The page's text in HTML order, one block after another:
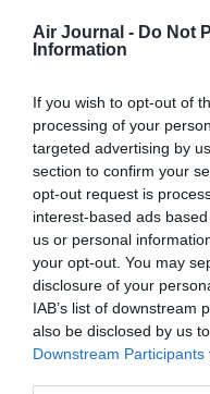
Air Journal - Do Not
Information
If you wish to opt-out of
processing of your
targeted advertising by
section to confirm your
opt-out request is
interest-based ads
us or personal
your opt-out. You may
disclosure of your
IAB’s list of downstream
also be disclosed by us
Downstream Participants
FacebookTwitter